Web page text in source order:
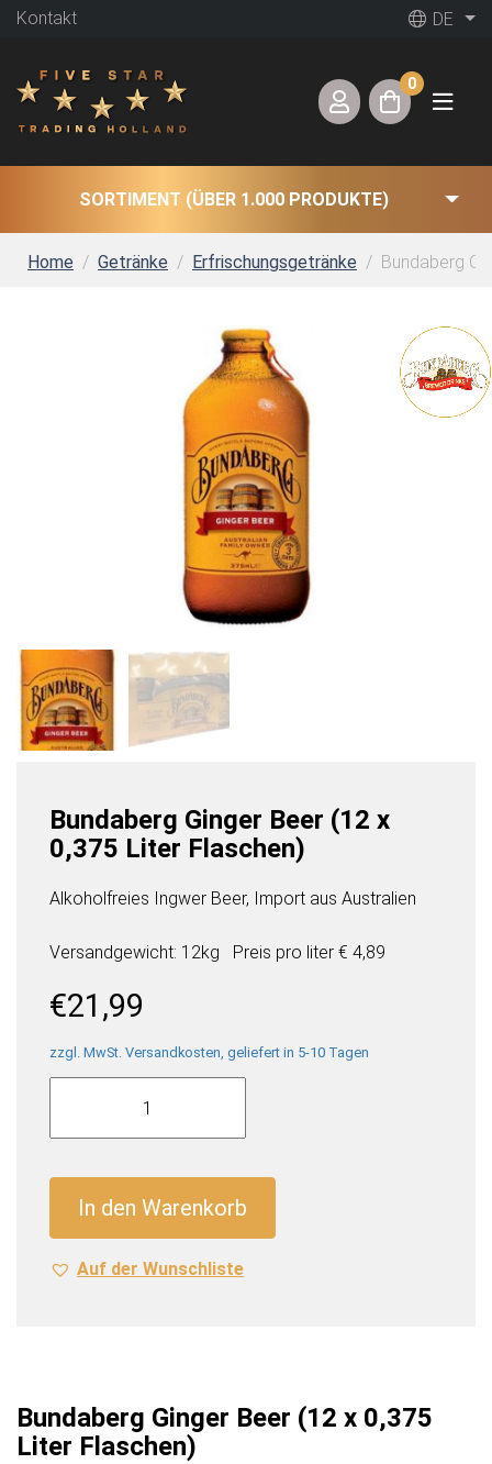
Kontakt DE
0
SORTIMENT (ÜBER 1.000 PRODUKTE)
Home Getränke Erfrischungsgetränke Bundaberg
Bundaberg Ginger Beer (12 x
0,375 Liter Flaschen)
Alkoholfreies Ingwer Beer, Import aus Australien
Versandgewicht: 12kg Preis pro liter € 4,89
€21,99
zzgl. MwSt. Versandkosten, geliefert in 5-10 Tagen
Bundaberg
Beer
0,375
Liter
Flaschen)
In den Warenkorb
Auf der Wunschliste
Bundaberg Ginger Beer (12 x 0,375
Liter Flaschen)